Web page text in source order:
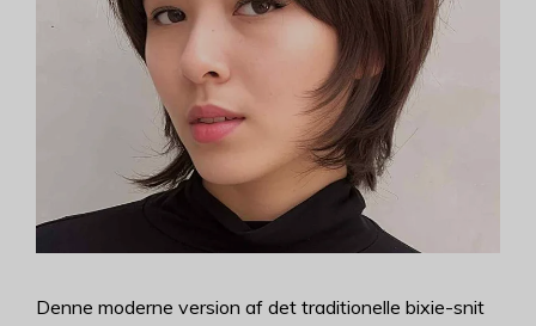
Denne moderne version af det traditionelle bixie-snit